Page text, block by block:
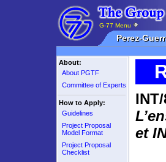
Perez-
G-77 Menu
About:
About PGTF
Committee of Experts
How to Apply:
Guidelines
Project Proposal
Model Format
Project Proposal
Checklist
et